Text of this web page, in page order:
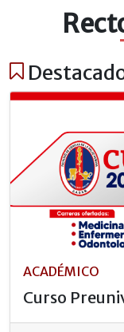
ACADÉMICO
Curso